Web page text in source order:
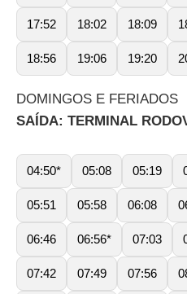
17:52 18:02 18:09
18:56 19:06 19:20
DOMINGOS E FERIADOS
SAÍDA: TERMINAL
04:50* 05:08 05:19
05:51 05:58 06:08
06:46 06:56* 07:03
07:42 07:49 07:56